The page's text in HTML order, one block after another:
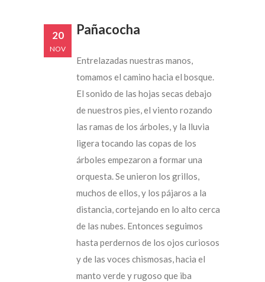
20
NOV
Pañacocha
Entrelazadas nuestras manos,
tomamos el camino hacia el bosque.
El sonido de las hojas secas debajo
de nuestros pies, el viento rozando
las ramas de los árboles, y la lluvia
ligera tocando las copas de los
árboles empezaron a formar una
orquesta. Se unieron los grillos,
muchos de ellos, y los pájaros a la
distancia, cortejando en lo alto cerca
de las nubes. Entonces seguimos
hasta perdernos de los ojos curiosos
y de las voces chismosas, hacia el
manto verde y rugoso que iba